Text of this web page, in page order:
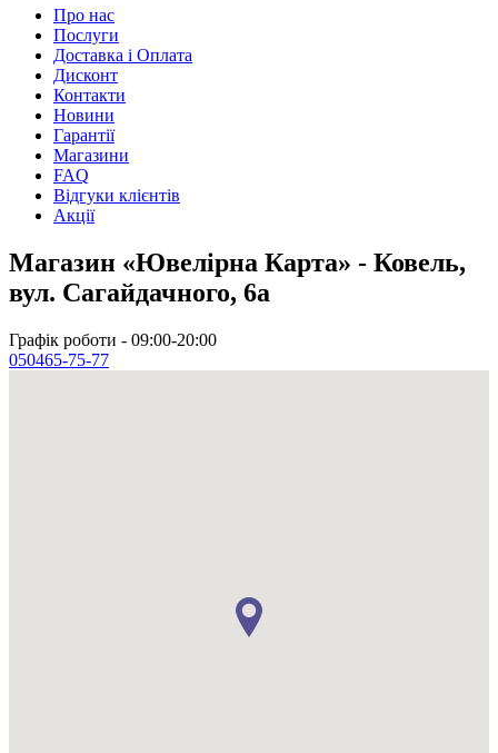
Про нас
Послуги
Доставка і Оплата
Дисконт
Контакти
Новини
Гарантії
Магазини
FAQ
Відгуки клієнтів
Акції
Магазин «Ювелірна Карта» - Ковель,
вул. Сагайдачного, 6а
Графік роботи - 09:00-20:00
050465-75-77